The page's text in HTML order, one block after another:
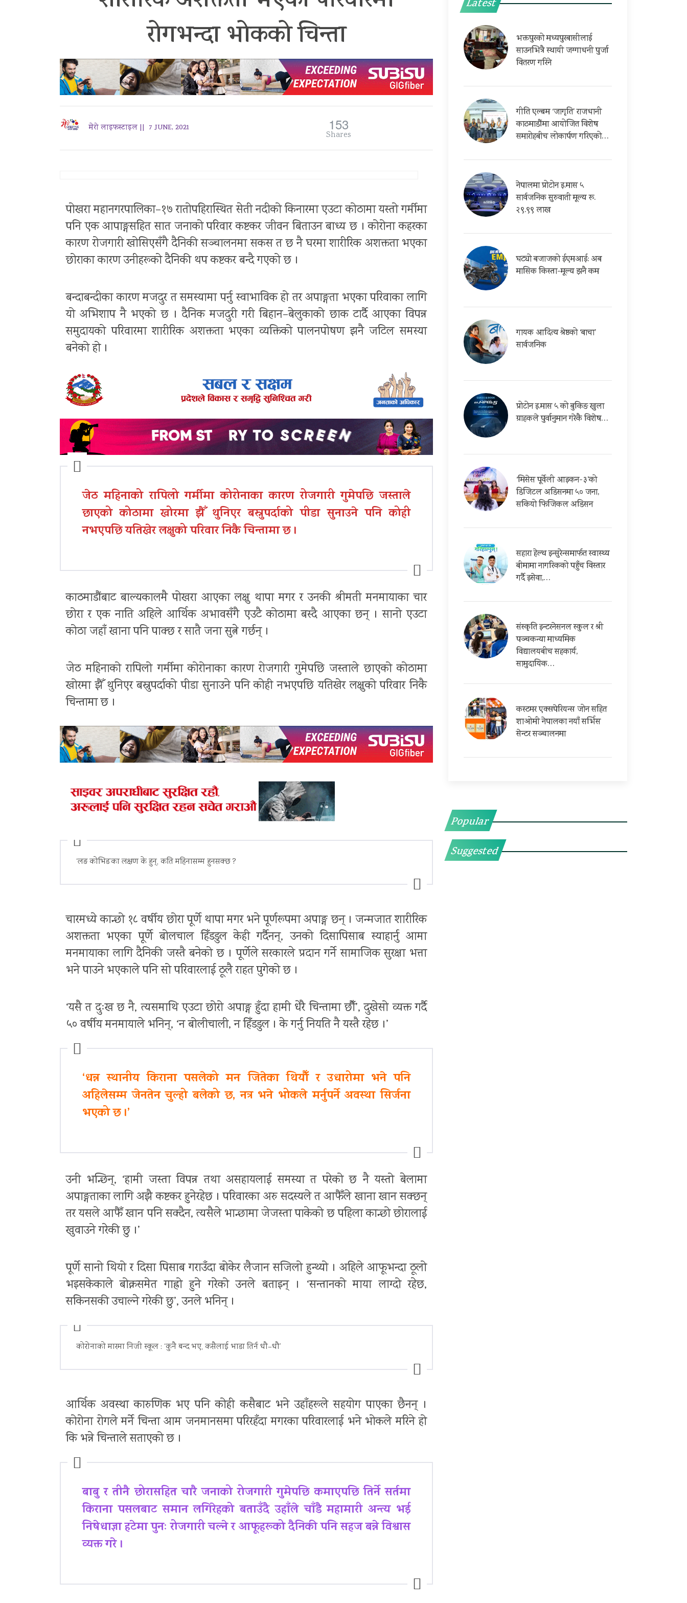
रोगभन्दा भोकको चिन्ता
मेरो लाइफस्टाइल || 7 JUNE, 2021 153
Shares
पोखरा महानगरपालिका–१७ रातोपहिरास्थित सेती नदीको किनारमा एउटा कोठामा यस्तो गर्मीमा
पनि एक आपाङ्गसहित सात जनाको परिवार कष्टकर जीवन बिताउन बाध्य छ । कोरोना कहरका
कारण रोजगारी खोसिएसँगै दैनिकी सञ्चालनमा सकस त छ नै घरमा शारीरिक अशक्तता भएका
छोराका कारण उनीहरूको दैनिकी थप कष्टकर बन्दै गएको छ ।
बन्दाबन्दीका कारण मजदुर त समस्यामा पर्नु स्वाभाविक हो तर अपाङ्गता भएका परिवाका लागि
यो अभिशाप नै भएको छ । दैनिक मजदुरी गरी बिहान–बेलुकाको छाक टार्दै आएका विपन्न
समुदायको परिवारमा शारीरिक अशक्तता भएका व्यक्तिको पालनपोषण झनै जटिल समस्या
बनेको हो ।
जेठ महिनाको रापिलो गर्मीमा कोरोनाका कारण रोजगारी गुमेपछि जस्ताले
छाएको कोठामा खोरमा झैँ थुनिएर बस्नुपर्दाको पीडा सुनाउने पनि कोही
नभएपछि यतिखेर लक्षुको परिवार निकै चिन्तामा छ ।
काठमाडौंबाट बाल्यकालमै पोखरा आएका लक्षु थापा मगर र उनकी श्रीमती मनमायाका चार
छोरा र एक नाति अहिले आर्थिक अभावसँगै एउटै कोठामा बस्दै आएका छन् । सानो एउटा
कोठा जहाँ खाना पनि पाक्छ र सातै जना सुत्ने गर्छन् ।
जेठ महिनाको रापिलो गर्मीमा कोरोनाका कारण रोजगारी गुमेपछि जस्ताले छाएको कोठामा
खोरमा झैँ थुनिएर बस्नुपर्दाको पीडा सुनाउने पनि कोही नभएपछि यतिखेर लक्षुको परिवार निकै
चिन्तामा छ ।
‘लङ कोभिड’का लक्षण के हुन्, कति महिनासम्म हुनसक्छ ?
चारमध्ये कान्छो १८ वर्षीय छोरा पूर्णे थापा मगर भने पूर्णरूपमा अपाङ्ग छन् । जन्मजात शारीरिक
अशक्तता भएका पूर्णे बोलचाल हिँडडुल केही गर्दैनन्, उनको दिसापिसाब स्याहार्नु आमा
मनमायाका लागि दैनिकी जस्तै बनेको छ । पूर्णेले सरकारले प्रदान गर्ने सामाजिक सुरक्षा भत्ता
भने पाउने भएकाले पनि सो परिवारलाई ठूलै राहत पुगेको छ ।
‘यसै त दुःख छ नै, त्यसमाथि एउटा छोरो अपाङ्ग हुँदा हामी धेरै चिन्तामा छौँ’, दुखेसो व्यक्त गर्दै
५० वर्षीय मनमायाले भनिन्, ‘न बोलीचाली, न हिँडडुल । के गर्नु नियति नै यस्तै रहेछ ।’
‘धन्न स्थानीय किराना पसलेको मन जितेका थियौँ र उधारोमा भने पनि
अहिलेसम्म जेनतेन चुल्हो बलेको छ, नत्र भने भोकले मर्नुपर्ने अवस्था सिर्जना
भएको छ ।’
उनी भन्छिन्, ‘हामी जस्ता विपन्न तथा असहायलाई समस्या त परेको छ नै यस्तो बेलामा
अपाङ्गताका लागि अझै कष्टकर हुनेरहेछ । परिवारका अरु सदस्यले त आफैँले खाना खान सक्छन्
तर यसले आफैँ खान पनि सक्दैन, त्यसैले भान्छामा जेजस्ता पाकेको छ पहिला कान्छो छोरालाई
खुवाउने गरेकी छु ।’
पूर्णे सानो थियो र दिसा पिसाब गराउँदा बोकेर लैजान सजिलो हुन्थ्यो । अहिले आफूभन्दा ठूलो
भइसकेकाले बोक्नसमेत गाह्रो हुने गरेको उनले बताइन् । ‘सन्तानको माया लाग्दो रहेछ,
सकिनसकी उचाल्ने गरेकी छु’, उनले भनिन् ।
कोरोनाको मारमा निजी स्कूल : ‘कुनै बन्द भए, कसैलाई भाडा तिर्न धौ–धौ’
आर्थिक अवस्था कारुणिक भए पनि कोही कसैबाट भने उहाँहरूले सहयोग पाएका छैनन् ।
कोरोना रोगले मर्ने चिन्ता आम जनमानसमा परिरहँदा मगरका परिवारलाई भने भोकले मरिने हो
कि भन्ने चिन्ताले सताएको छ ।
बाबु र तीनै छोरासहित चारै जनाको रोजगारी गुमेपछि कमाएपछि तिर्ने सर्तमा
किराना पसलबाट समान लगिरेहको बताउँदै उहाँले चाँडै महामारी अन्त्य भई
निषेधाज्ञा हटेमा पुनः रोजगारी चल्ने र आफूहरूको दैनिकी पनि सहज बन्ने विश्वास
व्यक्त गरे ।
Latest
भक्तपुरको मध्यपुरबासीलाई
साउनभित्रै स्थायी जग्गाधनी पुर्जा
वितरण गरिने
गीति एल्बम ‘जागृति’ राजधानी
काठमाडौंमा आयोजित विशेष
समारोहबीच लोकार्पण गरिएको…
नेपालमा प्रोटोन इ.मास ५
सार्वजनिक सुरुवाती मूल्य रू.
२९.९९ लाख
घट्यो बजाजको ईएमआई: अब
मासिक किस्ता-मूल्य झनै कम
गायक आदित्य श्रेष्ठको ‘बाचा’
सार्वजनिक
प्रोटोन इ.मास ५ को बुकिङ खुला
ग्राहकले पुर्वानुमान गरेकै विशेष…
‘मिसेस पूर्वेली आइकन-३’को
डिजिटल अडिसनमा ५० जना,
सकियो फिजिकल अडिसन
सहारा हेल्थ इन्सुरेन्समार्फत स्वास्थ्य
बीमामा नागरिकको पहुँच विस्तार
गर्दै इसेवा,…
संस्कृति इन्टरनेसनल स्कुल र श्री
पञ्चकन्या माध्यमिक
विद्यालयबीच सहकार्य,
सामुदायिक…
कस्टमर एक्सपेरियन्स जोन सहित
शाओमी नेपालका नयाँ सर्भिस
सेन्टर सञ्चालनमा
Popular
Suggested